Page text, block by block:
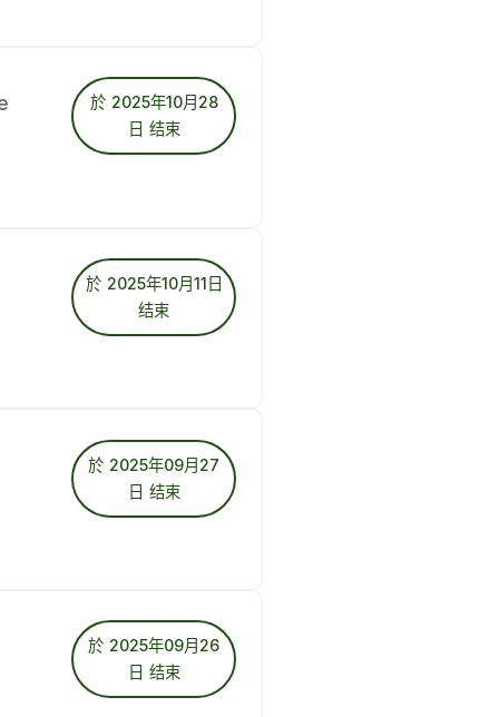
於 2025年10月28
日 结束
於 2025年10月11日
结束
於 2025年09月27
日 结束
於 2025年09月26
日 结束